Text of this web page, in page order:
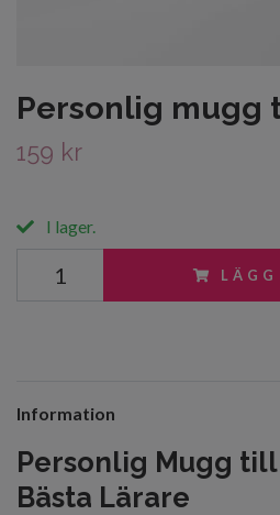
Personlig mugg
159 kr
I lager.
Information
Personlig Mugg
Bästa Lärare